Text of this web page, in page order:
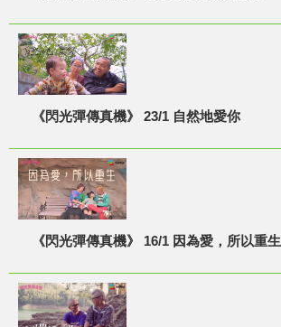
《閃光彈傳真機》 23/1 自然地愛你
《閃光彈傳真機》 16/1 因為愛，所以重生